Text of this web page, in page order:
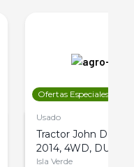
Ofertas Especiales
Usado
Tractor John Deere
2014, 4WD, DUAL
Isla Verde